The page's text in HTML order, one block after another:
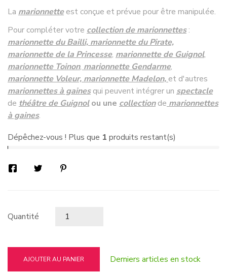
La marionnetteest conçue et prévue pour être manipulée.
Pour compléter votre collection de marionnettes:
marionnette du Bailli, marionnette du Pirate,
marionnette de la Princesse, marionnette de Guignol,
marionnette Toinon, marionnette Gendarme,
marionnette Voleur, marionnette Madelon, et d'autres
marionnettes à gainesqui peuvent intégrer un spectacle
de théâtre de Guignolou une collection de marionnettes
à gaines.
Dépêchez-vous ! Plus que 1 produits restant(s)
Quantité
AJOUTER AU PANIER Derniers articles en stock